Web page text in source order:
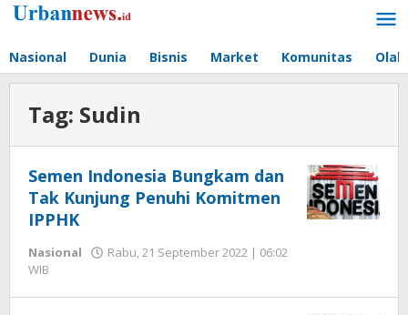
Lewati
Nasional Dunia Bisnis Market Komunitas
Tag: Sudin
Semen Indonesia Bungkam dan
Tak Kunjung Penuhi Komitmen
IPPHK
Nasional
Rabu, 21 September 2022 | 06:02
WIB
Seprihadi